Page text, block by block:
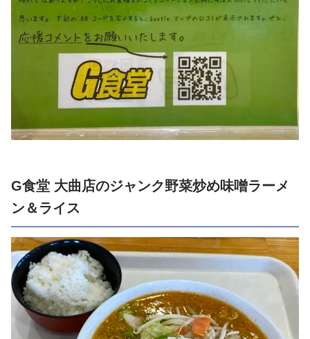
G食堂 大曲店のジャンク野菜炒め味噌ラーメ
ン＆ライス